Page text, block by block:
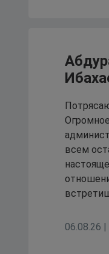
провела
17 июля
всем
06.08.26 |